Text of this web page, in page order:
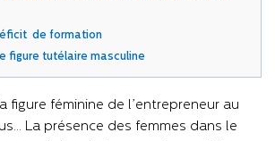
de formation
figure tutélaire masculine
figure féminine de l’entrepreneur au
La présence des femmes dans le